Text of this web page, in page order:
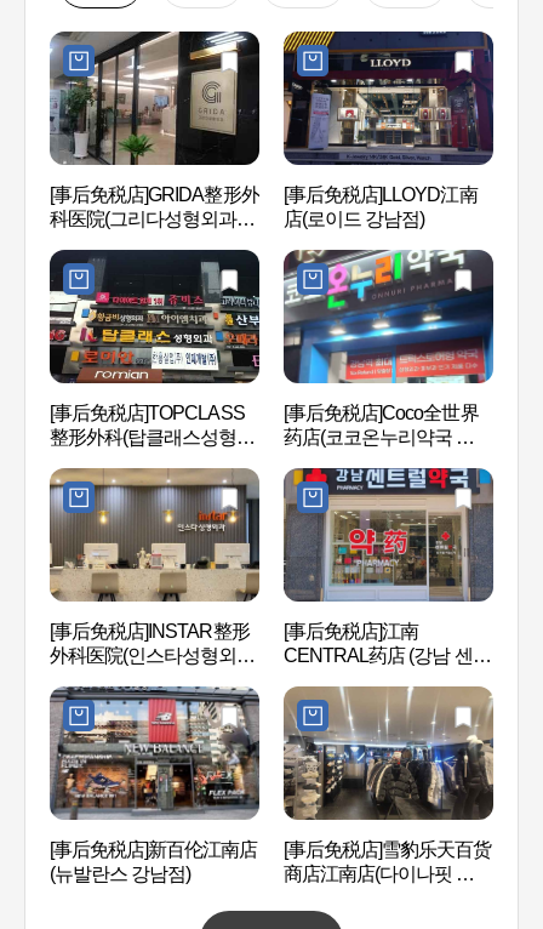
[事后免税店]GRIDA整形外
科医院(그리다성형외과의
[事后免税店]LLOYD江南
店(로이드 강남점)
[事后免税店]TOPCLASS
整形外科(탑클래스성형외
[事后免税店]Coco全世界
药店(코코온누리약국 강
[事后免税店]INSTAR整形
外科医院(인스타성형외과
[事后免税店]江南
CENTRAL药店 (강남 센트
[事后免税店]新百伦江南店
(뉴발란스 강남점)
[事后免税店]雪豹乐天百货
商店江南店(다이나핏 롯데